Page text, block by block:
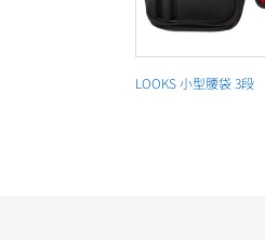
LOOKS 小型腰袋 3段